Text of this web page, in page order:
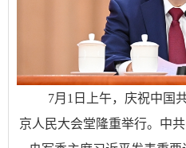
7月1日上午，庆祝中国
京人民大会堂隆重举行。中